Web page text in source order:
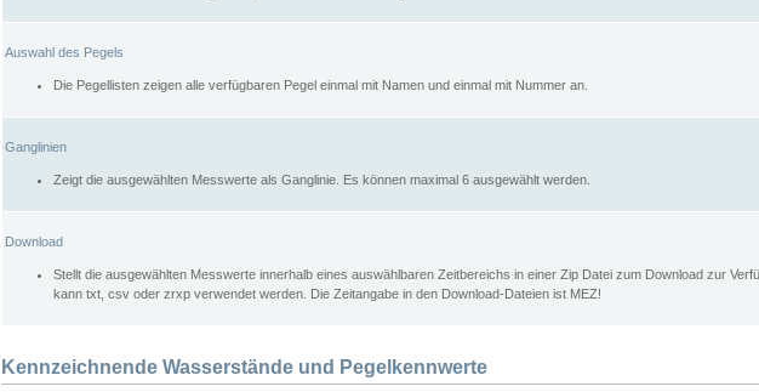
Auswahl des Pegels
Die Pegellisten zeigen alle verfügbaren Pegel einmal mit Namen und einmal mit Nummer an.
Ganglinien
Zeigt die ausgewählten Messwerte als Ganglinie. Es können maximal 6 ausgewählt werden.
Download
Stellt die ausgewählten Messwerte innerhalb eines auswählbaren Zeitbereichs in einer Zip Datei zum Download zur
kann txt, csv oder zrxp verwendet werden. Die Zeitangabe in den Download-Dateien ist MEZ!
Kennzeichnende Wasserstände und Pegelkennwerte